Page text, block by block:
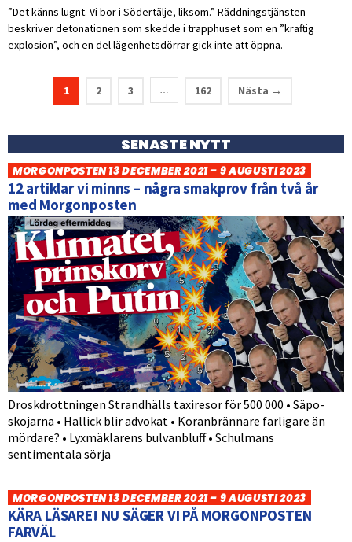
”Det känns lugnt. Vi bor i Södertälje, liksom.” Räddningstjänsten
beskriver detonationen som skedde i trapphuset som en ”kraftig
explosion”, och en del lägenhetsdörrar gick inte att öppna.
1 2 3 … 162 Nästa →
SENASTE NYTT
MORGONPOSTEN 13 DECEMBER 2021 – 9 AUGUSTI 2023
12 artiklar vi minns – några smakprov från två år
med Morgonposten
Droskdrottningen Strandhälls taxiresor för 500 000 • Säpo-
skojarna • Hallick blir advokat • Koranbrännare farligare än
mördare? • Lyxmäklarens bulvanbluff • Schulmans
sentimentala sörja
MORGONPOSTEN 13 DECEMBER 2021 – 9 AUGUSTI 2023
KÄRA LÄSARE! NU SÄGER VI PÅ MORGONPOSTEN
FARVÄL